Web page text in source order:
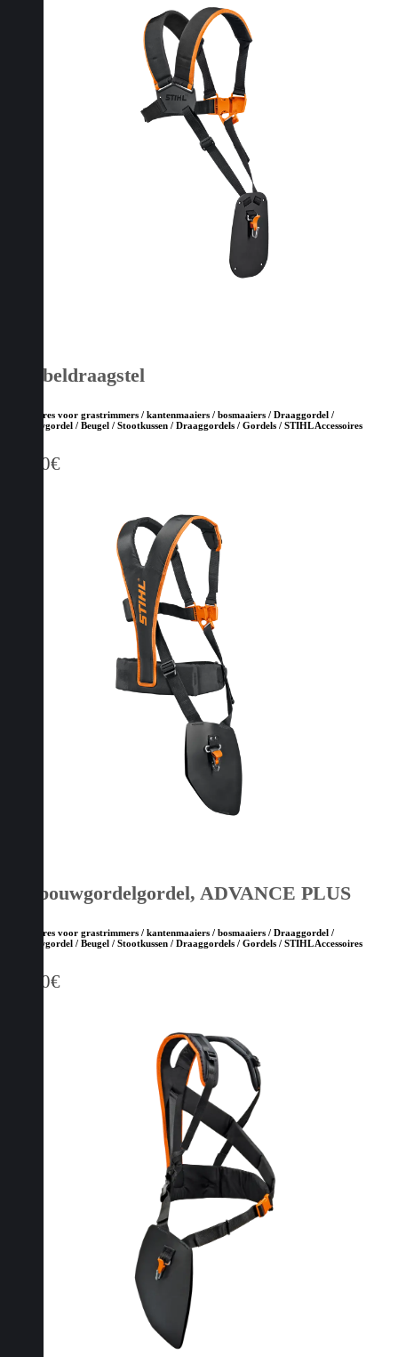
Dubbeldraagstel
Accessoires voor grastrimmers / kantenmaaiers / bosmaaiers / Draaggordel /
Bosbouwgordel / Beugel / Stootkussen / Draaggordels / Gordels / STIHL Accessoires
60,00€
Bosbouwgordelgordel, ADVANCE PLUS
Accessoires voor grastrimmers / kantenmaaiers / bosmaaiers / Draaggordel /
Bosbouwgordel / Beugel / Stootkussen / Draaggordels / Gordels / STIHL Accessoires
99,00€